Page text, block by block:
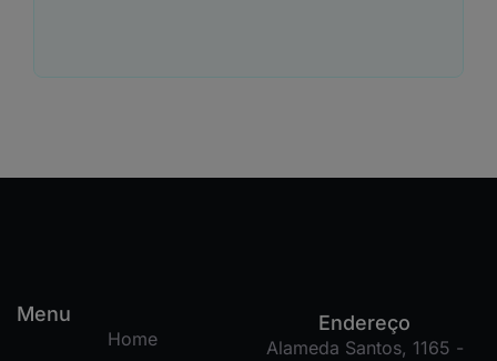
Menu
Home
Endereço
Alameda Santos, 1165 -